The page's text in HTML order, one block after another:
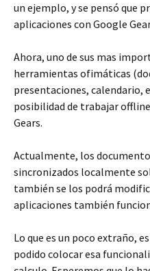
un ejemplo, y se pensó que
aplicaciones con Google
Ahora, uno de sus mas
herramientas ofimáticas
presentaciones, calendario,
posibilidad de trabajar
Gears.
Actualmente, los
sincronizados localmente
también se los podrá
aplicaciones también
Lo que es un poco extraño,
podido colocar esa